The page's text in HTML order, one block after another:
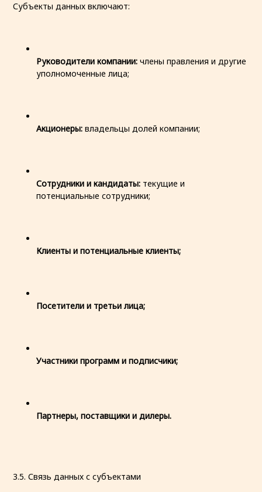
Субъекты данных включают:
Руководители компании: члены правления и другие
уполномоченные лица;
Акционеры: владельцы долей компании;
Сотрудники и кандидаты: текущие и
потенциальные сотрудники;
Клиенты и потенциальные клиенты;
Посетители и третьи лица;
Участники программ и подписчики;
Партнеры, поставщики и дилеры.
3.5. Связь данных с субъектами